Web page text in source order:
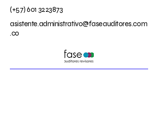
(+57)601 3223873
asistente.administrativo@faseauditores.com
.co